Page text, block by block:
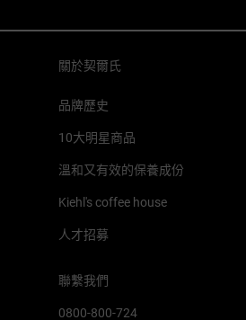
關於契爾氏
品牌歷史
10大明星商品
溫和又有效的保養成份
Kiehl's coffee house
人才招募
聯繫我們
0800-800-724